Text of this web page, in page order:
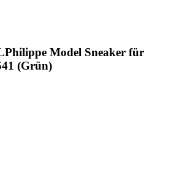
Philippe Model Sneaker für
(Grün)